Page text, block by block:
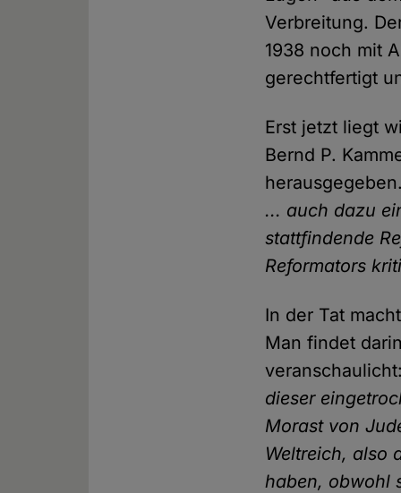
Verbreitung.
1938 noch mit
gerechtfertigt
Erst jetzt liegt
Bernd P.
... auch dazu
stattfindende
Reformators
In der Tat
Man findet
veranschaulicht:
dieser
Morast von
Weltreich, also
haben, obwohl